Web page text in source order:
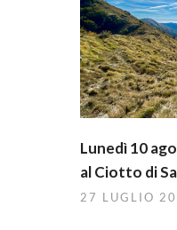
Lunedì 10
al Ciotto di
27 LUGLIO